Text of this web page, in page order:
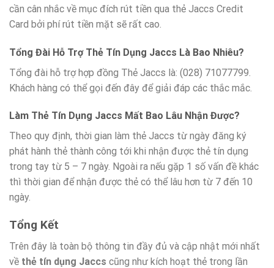
cần cân nhắc về mục đích rút tiền qua thẻ Jaccs Credit
Card bởi phí rút tiền mặt sẽ rất cao.
Tổng Đài Hỗ Trợ Thẻ Tín Dụng Jaccs Là Bao Nhiêu?
Tổng đài hỗ trợ hợp đồng Thẻ Jaccs là: (028) 71077799.
Khách hàng có thể gọi đến đây để giải đáp các thắc mắc.
Làm Thẻ Tín Dụng Jaccs Mất Bao Lâu Nhận Được?
Theo quy định, thời gian làm thẻ Jaccs từ ngày đăng ký
phát hành thẻ thành công tới khi nhận được thẻ tín dụng
trong tay từ 5 – 7 ngày. Ngoài ra nếu gặp 1 số vấn đề khác
thì thời gian để nhận được thẻ có thể lâu hơn từ 7 đến 10
ngày.
Tổng Kết
Trên đây là toàn bộ thông tin đầy đủ và cập nhật mới nhất
về thẻ tín dụng Jaccs cũng như kích hoạt thẻ trong lần